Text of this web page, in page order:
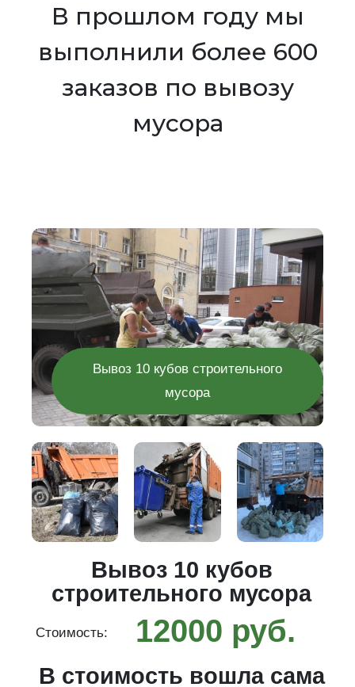
В прошлом году мы
выполнили более 600
заказов по вывозу
мусора
Вывоз 10 кубов строительного
мусора
Вывоз 10 кубов
строительного мусора
Стоимость: 12000 руб.
В стоимость вошла сама